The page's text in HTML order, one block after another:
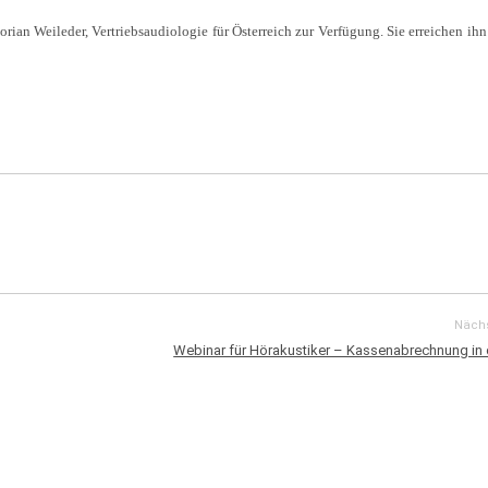
Weileder, Vertriebsaudiologie für Österreich zur Verfügung. Sie erreichen
Webinar für Hörakustiker – Kassenabrechnung in